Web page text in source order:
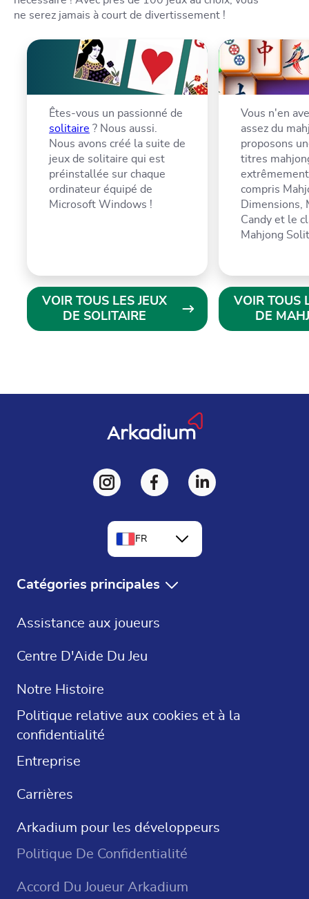
ne serez jamais à court de divertissement !
Êtes-vous un passionné de
solitaire ? Nous aussi.
Nous avons créé la suite de
jeux de solitaire qui est
préinstallée sur chaque
ordinateur équipé de
Microsoft Windows !
VOIR TOUS LES JEUX
DE SOLITAIRE
Vous n'en
assez du
proposons
titres
compris
Dimensions,
Candy et le
Mahjong
VOIR TOUS
DE
Catégories principales
Sudoku
Assistance aux joueurs
Centre D'Aide Du Jeu
Notre Histoire
Politique relative aux cookies et à la
confidentialité
FR
ES
Entreprise
Carrières
Arkadium pour les développeurs
Politique De Confidentialité
Accord Du Joueur Arkadium